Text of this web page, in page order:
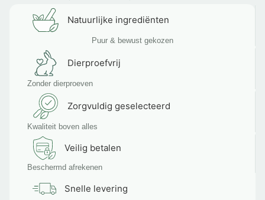
Natuurlijke ingrediënten
Puur & bewust gekozen
Dierproefvrij
Zonder dierproeven
Zorgvuldig geselecteerd
Kwaliteit boven alles
Veilig betalen
Beschermd afrekenen
Snelle levering